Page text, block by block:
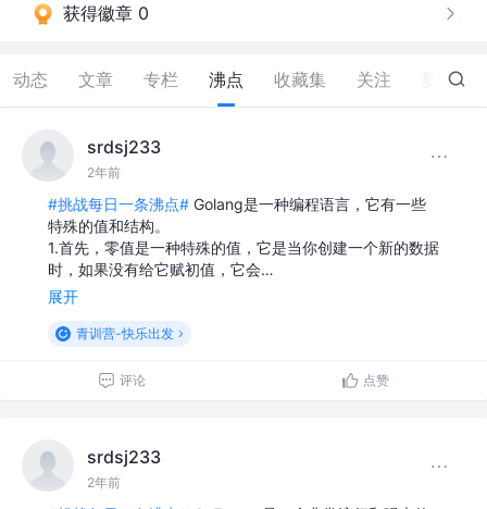
获得徽章 0
动态 文章 专栏 沸点 收藏集 关注 0
srdsj233
2年前
#挑战每日一条沸点# Golang是一种编程语言，它有一些
特殊的值和结构。
1.首先，零值是一种特殊的值，它是当你创建一个新的数据
时，如果没有给它赋初值，它会…
展开
青训营-快乐出发
评论 点赞
srdsj233
2年前